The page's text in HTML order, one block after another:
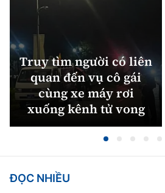
Truy tìm người có liên
quan đến vụ cô gái
cùng xe máy rơi
xuống kênh tử vong
ĐỌC NHIỀU